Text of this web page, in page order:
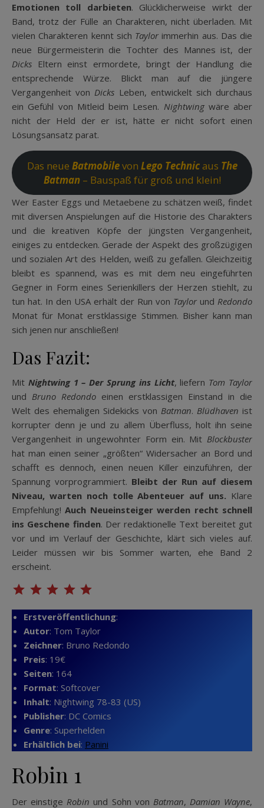
Emotionen toll darbieten. Glücklicherweise wirkt der
Band, trotz der Fülle an Charakteren, nicht überladen. Mit
vielen Charakteren kennt sich Taylor immerhin aus. Das die
neue Bürgermeisterin die Tochter des Mannes ist, der
Dicks Eltern einst ermordete, bringt der Handlung die
entsprechende Würze. Blickt man auf die jüngere
Vergangenheit vonDicks Leben, entwickelt sich durchaus
ein Gefühl von Mitleid beim Lesen. Nightwing wäre aber
nicht der Held der er ist, hätte er nicht sofort einen
Lösungsansatz parat.
Das neue Batmobilevon Lego Technicaus The
Batman– Bauspaß für groß und klein!
Wer Easter Eggs und Metaebene zu schätzen weiß, findet
mit diversen Anspielungen auf die Historie des Charakters
und die kreativen Köpfe der jüngsten Vergangenheit,
einiges zu entdecken. Gerade der Aspekt des großzügigen
und sozialen Art des Helden, weiß zu gefallen. Gleichzeitig
bleibt es spannend, was es mit dem neu eingeführten
Gegner in Form eines Serienkillers der Herzen stiehlt, zu
tun hat. In den USA erhält der Run von Taylor und Redondo
Monat für Monat erstklassige Stimmen. Bisher kann man
sich jenen nur anschließen!
Das Fazit:
Mit Nightwing 1 – Der Sprung ins Licht, liefern Tom Taylor
und Bruno Redondo einen erstklassigen Einstand in die
Welt des ehemaligen Sidekicks von Batman. Blüdhaven ist
korrupter denn je und zu allem Überfluss, holt ihn seine
Vergangenheit in ungewohnter Form ein. Mit Blockbuster
hat man einen seiner „größten“ Widersacher an Bord und
schafft es dennoch, einen neuen Killer einzuführen, der
Spannung vorprogrammiert. Bleibt der Run auf diesem
Niveau, warten noch tolle Abenteuer auf uns. Klare
Empfehlung!Auch Neueinsteiger werden recht schnell
ins Geschene finden. Der redaktionelle Text bereitet gut
vor und im Verlauf der Geschichte, klärt sich vieles auf.
Leider müssen wir bis Sommer warten, ehe Band 2
erscheint.
⭐ ⭐
Erstveröffentlichung:
Autor: Tom Taylor
Zeichner: Bruno Redondo
Preis: 19€
Seiten: 164
Format: Softcover
Inhalt: Nightwing 78-83 (US)
Publisher: DC Comics
Genre: Superhelden
Erhältlich bei: Panini
Robin 1
Der einstigeRobin und Sohn von Batman, Damian Wayne,